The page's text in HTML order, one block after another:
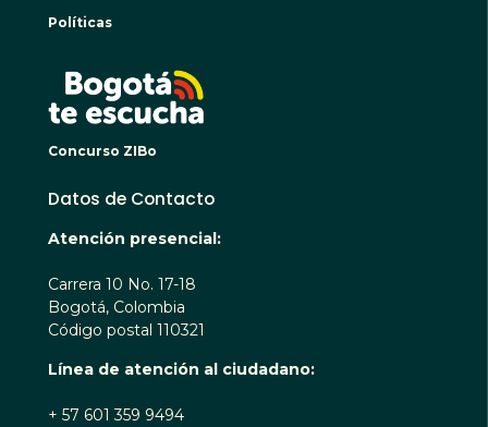
Políticas
Concurso ZIBo
Datos de Contacto
Atención presencial:
Carrera 10 No. 17-18
Bogotá, Colombia
Código postal 110321
Línea de atención al ciudadano:
+ 57 601 359 9494